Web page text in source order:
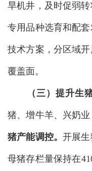
旱机井，及时促弱
专用品种选育和配
技术方案，分区域
覆盖面。
（三）提升生
猪、增牛羊、兴奶业
猪产能调控。开展
母猪存栏量保持在